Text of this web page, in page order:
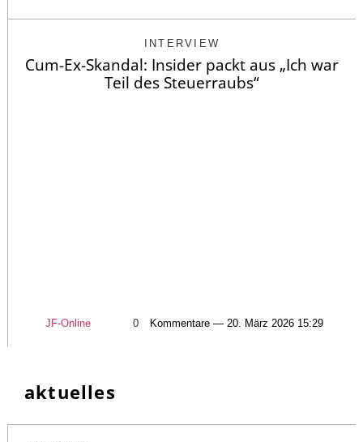
INTERVIEW
Cum-Ex-Skandal: Insider packt aus „Ich war
Teil des Steuerraubs“
JF-Online 0 Kommentare — 20. März 2026 15:29
aktuelles